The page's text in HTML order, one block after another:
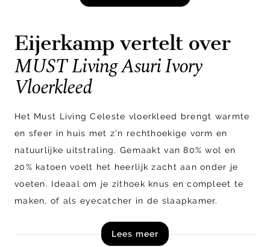
Eijerkamp vertelt over
MUST Living Asuri Ivory
Vloerkleed
Het Must Living Celeste vloerkleed brengt warmte
en sfeer in huis met z’n rechthoekige vorm en
natuurlijke uitstraling. Gemaakt van 80% wol en
20% katoen voelt het heerlijk zacht aan onder je
voeten. Ideaal om je zithoek knus en compleet te
maken, of als eyecatcher in de slaapkamer.
Shop de Must Living Celeste vloerkleed nu online!
Lees meer